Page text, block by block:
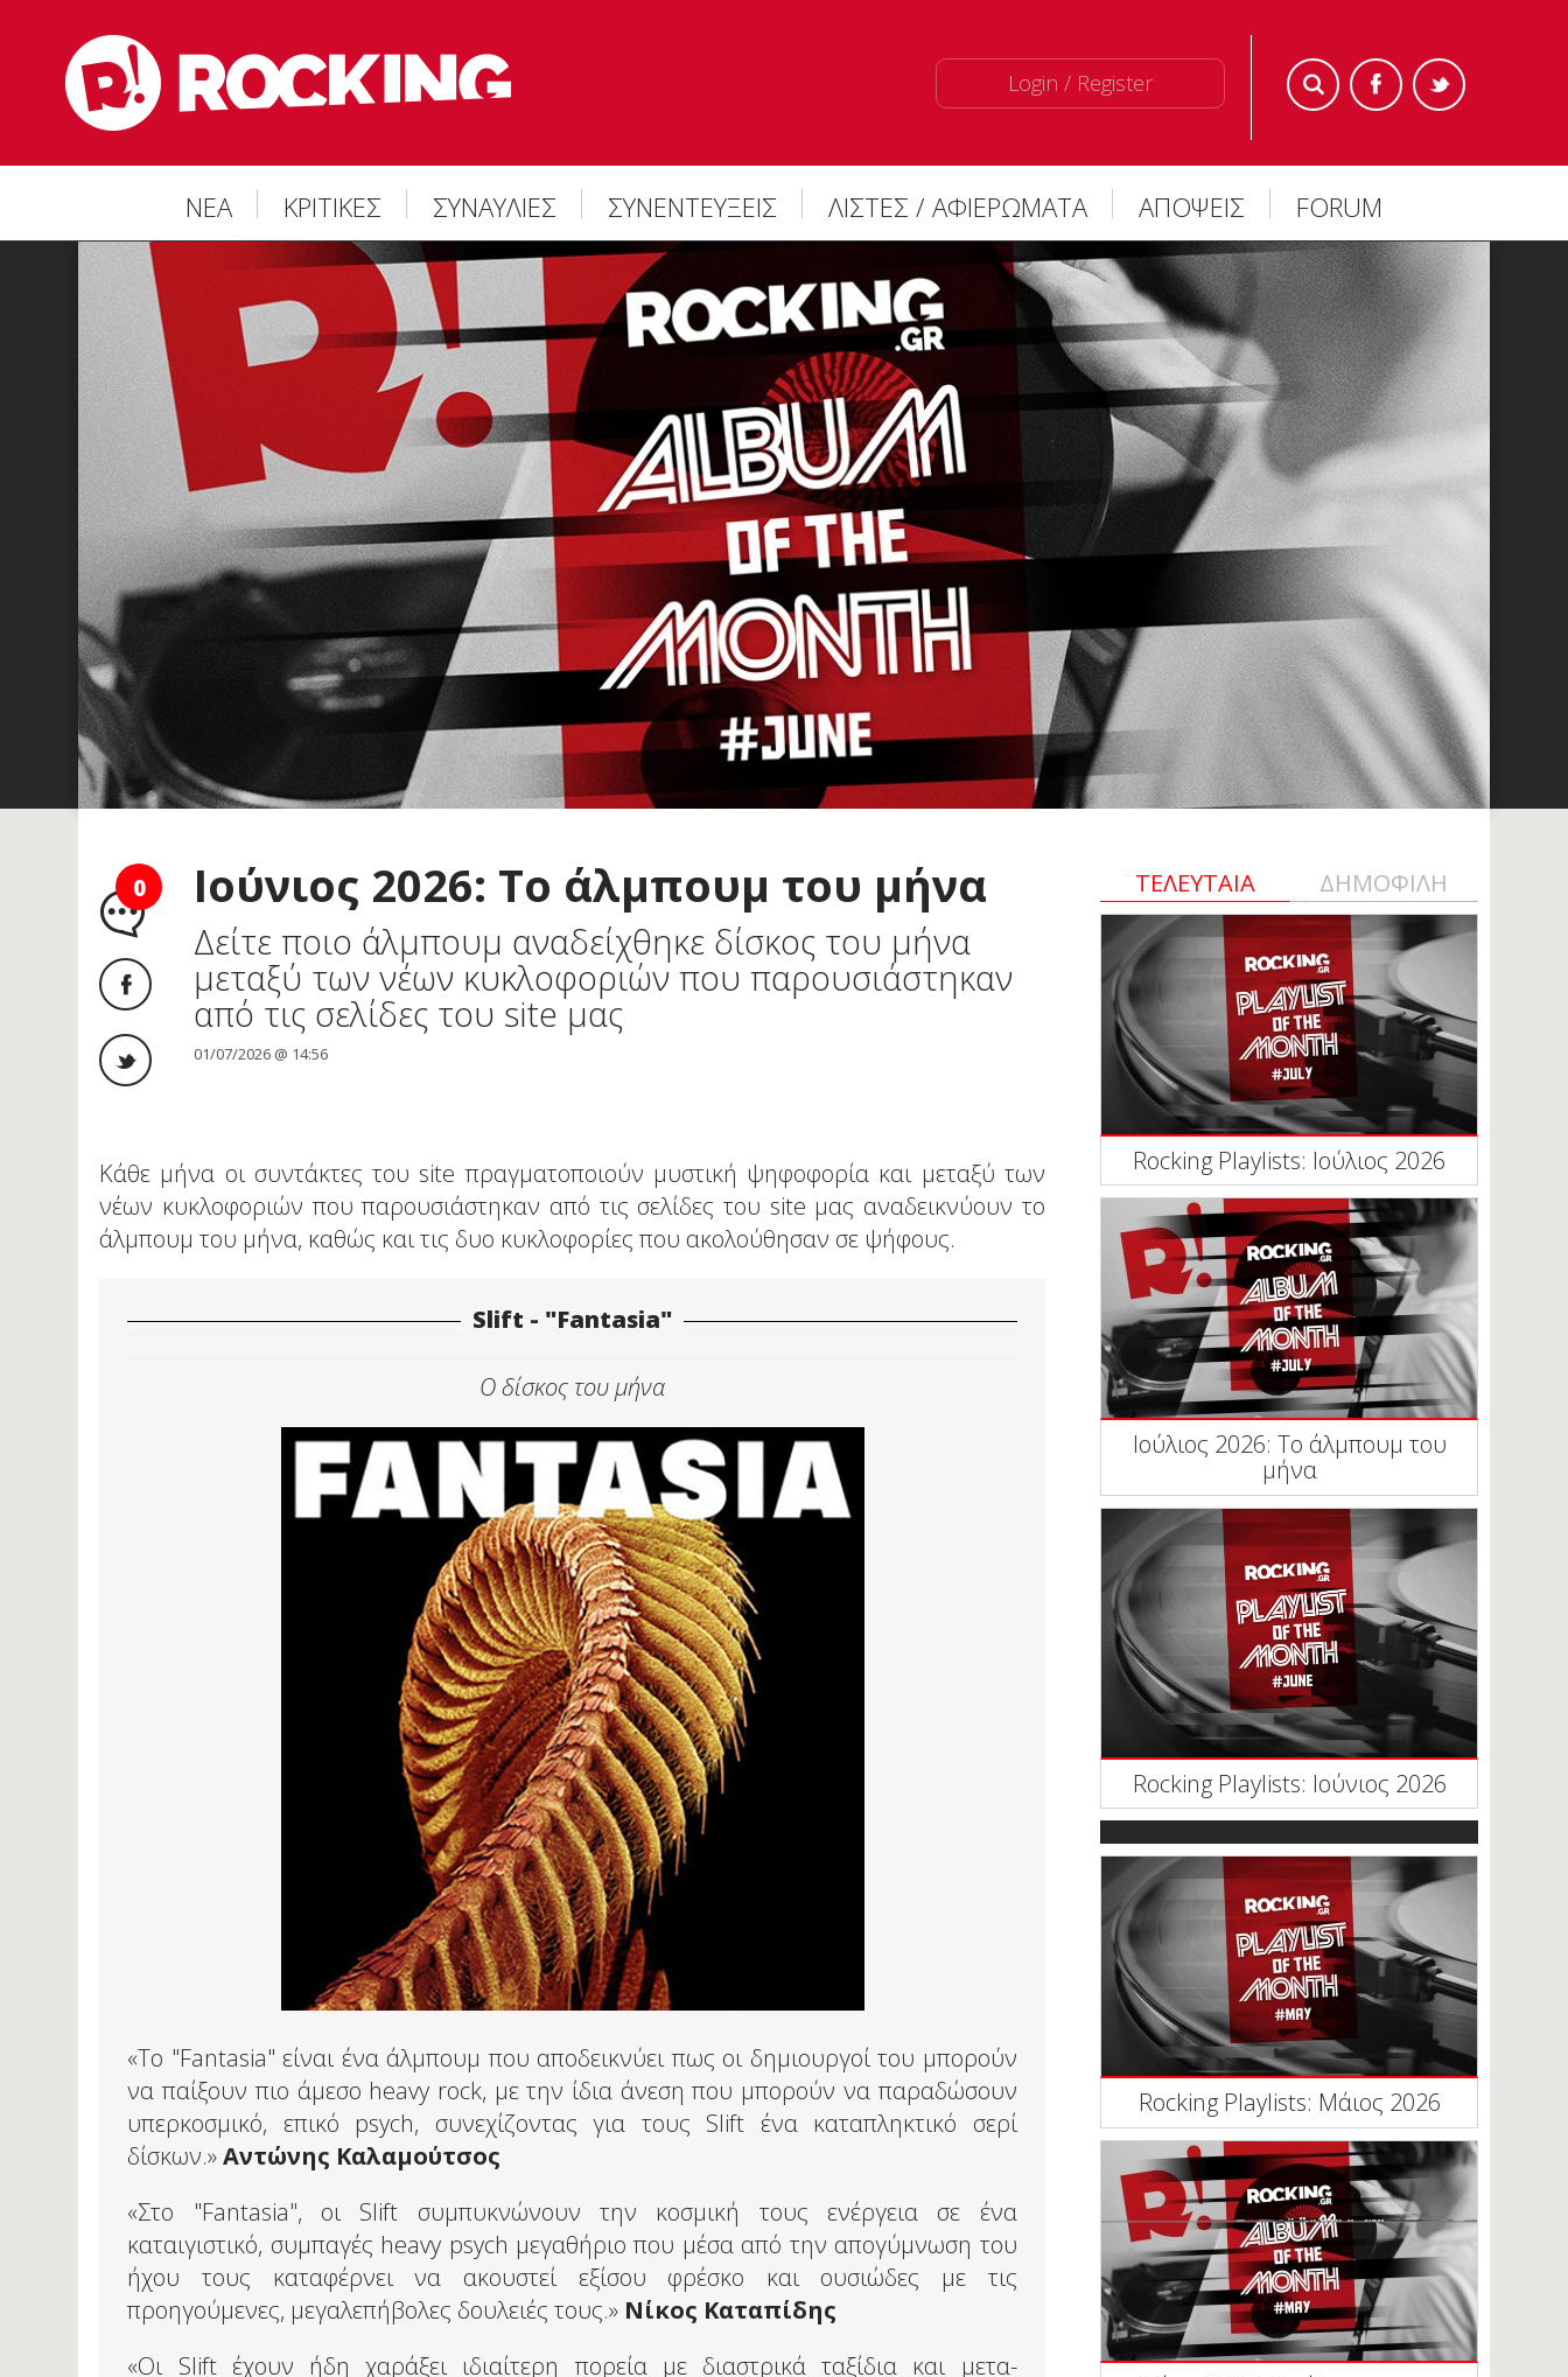
Login / Register
ΝΕΑ ΚΡΙΤΙΚΕΣ ΣΥΝΑΥΛΙΕΣ ΣΥΝΕΝΤΕΥΞΕΙΣ ΛΙΣΤΕΣ / ΑΦΙΕΡΩΜΑΤΑ ΑΠΟΨΕΙΣ FORUM
0 Ιούνιος 2026: Το άλμπουμ του μήνα
Δείτε ποιο άλμπουμ αναδείχθηκε δίσκος του μήνα
μεταξύ των νέων κυκλοφοριών που παρουσιάστηκαν
από τις σελίδες του site μας
01/07/2026 @ 14:56
Κάθε μήνα οι συντάκτες του site πραγματοποιούν μυστική ψηφοφορία και μεταξύ των
νέων κυκλοφοριών που παρουσιάστηκαν από τις σελίδες του site μας αναδεικνύουν το
άλμπουμ του μήνα, καθώς και τις δυο κυκλοφορίες που ακολούθησαν σε ψήφους.
Slift - "Fantasia"
Ο δίσκος του μήνα
«Το "Fantasia" είναι ένα άλμπουμ που αποδεικνύει πως οι δημιουργοί του μπορούν
να παίξουν πιο άμεσο heavy rock, με την ίδια άνεση που μπορούν να παραδώσουν
υπερκοσμικό, επικό psych, συνεχίζοντας για τους Slift ένα καταπληκτικό σερί
δίσκων.»Αντώνης Καλαμούτσος
«Στο "Fantasia", οι Slift συμπυκνώνουν την κοσμική τους ενέργεια σε ένα
καταιγιστικό, συμπαγές heavy psych μεγαθήριο που μέσα από την απογύμνωση του
ήχου τους καταφέρνει να ακουστεί εξίσου φρέσκο και ουσιώδες με τις
προηγούμενες, μεγαλεπήβολες δουλειές τους.» Νίκος Καταπίδης
«Οι Slift έχουν ήδη χαράξει ιδιαίτερη πορεία με διαστρικά ταξίδια και μετα-
ΤΕΛΕΥΤΑΙΑ ΔΗΜΟΦΙΛΗ
Rocking Playlists: Ιούλιος 2026
Ιούλιος 2026: Το άλμπουμ του
μήνα
Rocking Playlists: Ιούνιος 2026
Rocking Playlists: Μάιος 2026